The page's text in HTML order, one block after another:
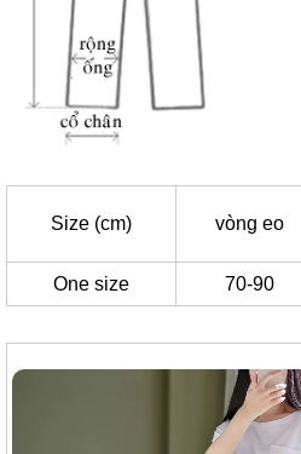
Size (cm) vòng eo
One size 70-90